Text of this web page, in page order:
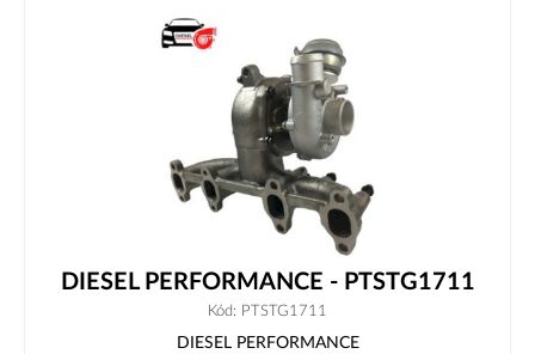
DIESEL PERFORMANCE - PTSTG1711
Kód: PTSTG1711
DIESEL PERFORMANCE